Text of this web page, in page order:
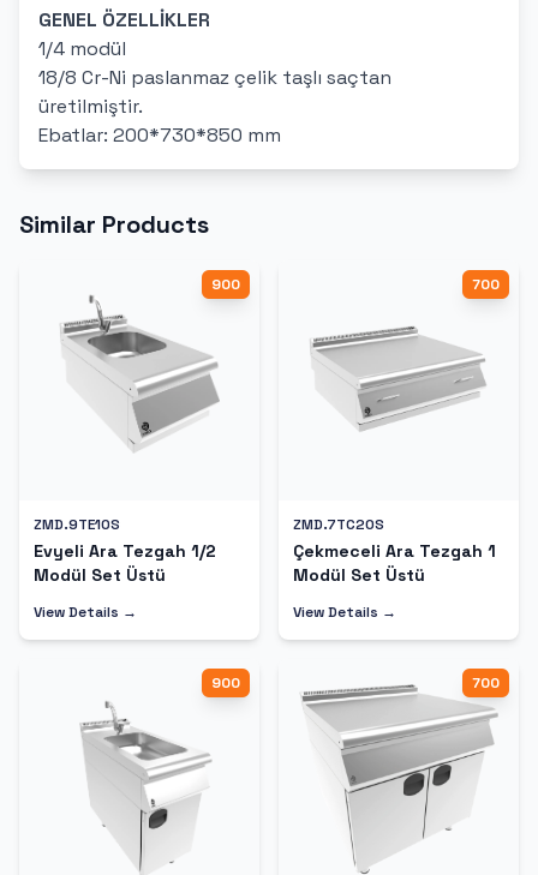
GENEL ÖZELLİKLER
1/4 modül
18/8 Cr-Ni paslanmaz çelik taşlı saçtan
üretilmiştir.
Ebatlar: 200*730*850 mm
Similar Products
900
ZMD.9TE10S
Evyeli Ara Tezgah 1/2
Modül Set Üstü
View Details →
700
ZMD.7TC20S
Çekmeceli Ara Tezgah 1
Modül Set Üstü
View Details →
900 700